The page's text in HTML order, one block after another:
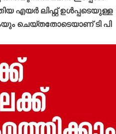
എയര്‍ ലിഫ്റ്റ് ഉള്‍പ്പടെയുള്ള
ചെയ്തതോടെയാണ് ടി പി